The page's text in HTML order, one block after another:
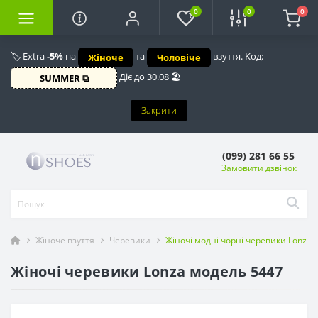
🏷️ Extra-5% на Жіноче та Чоловіче
взуття. Код:
SUMMER ⧉
Діє до 30.08 🏖️
Закрити
0 0 0
(099) 281 66 55
Замовити дзвінок
Жіноче взуття Черевики Жіночі модні чорні черевики
Жіночі черевики Lonza модель 5447